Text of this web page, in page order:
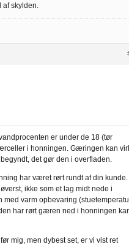
skylden.
er under de 18 (tør
i honningen. Gæringen kan
det gør den i overfladen.
har været rørt rundt af din kunde.
ikke som et lag midt nede i
varm opbevaring
har rørt gæren ned i honningen
mig, men dybest set, er vi vist ret